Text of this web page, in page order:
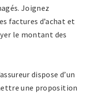
Joignez
factures d’achat et
le montant des
dispose d’un
une proposition